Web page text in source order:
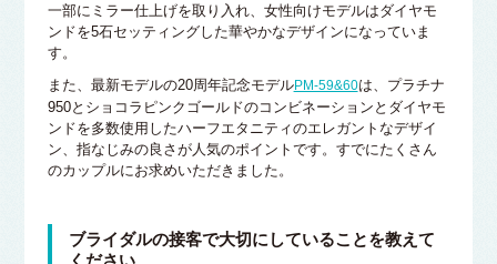
一部にミラー仕上げを取り入れ、女性向けモデルはダイヤモ
ンドを5石セッティングした華やかなデザインになっていま
す。
また、最新モデルの20周年記念モデルPM-59&60は、プラチナ
950とショコラピンクゴールドのコンビネーションとダイヤモ
ンドを多数使用したハーフエタニティのエレガントなデザイ
ン、指なじみの良さが人気のポイントです。すでにたくさん
のカップルにお求めいただきました。
ブライダルの接客で大切にしていることを教えて
ください